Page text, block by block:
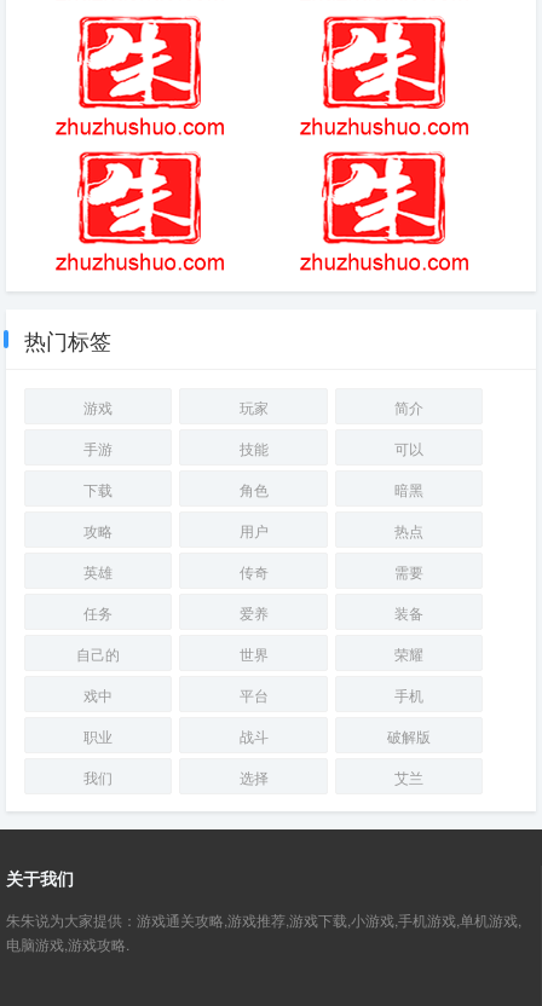
冒险岛手游礼包兑换码 阿尔泰山位置图
和猎手之王一样的手游
热门标签
游戏 玩家
简介
手游
技能
可以
下载
角色
暗黑
攻略
用户
热点
英雄
传奇
需要
任务
爱养
装备
自己的
世界
荣耀
戏中
平台
手机
职业
战斗
破解版
我们
选择 艾兰
关于我们
朱朱说为大家提供：游戏通关攻略,游戏推荐,游戏下载,小游戏,手机游戏,单机游戏,
电脑游戏,游戏攻略.